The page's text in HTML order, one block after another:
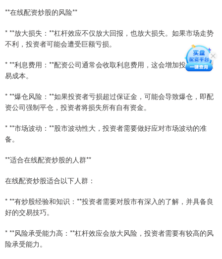
**在线配资炒股的风险**
* **放大损失：**杠杆效应不仅放大回报，也放大损失。如果市场走势
不利，投资者可能会遭受巨额亏损。
* **利息费用：**配资公司通常会收取利息费用，这会增加投资者的交
易成本。
* **爆仓风险：**如果投资者亏损超过保证金，可能会导致爆仓，即配
资公司强制平仓，投资者将损失所有自有资金。
* **市场波动：**股市波动性大，投资者需要做好应对市场波动的准
备。
**适合在线配资炒股的人群**
在线配资炒股适合以下人群：
* **有炒股经验和知识：**投资者需要对股市有深入的了解，并具备良
好的交易技巧。
* **风险承受能力高：**杠杆效应会放大风险，投资者需要有较高的风
险承受能力。